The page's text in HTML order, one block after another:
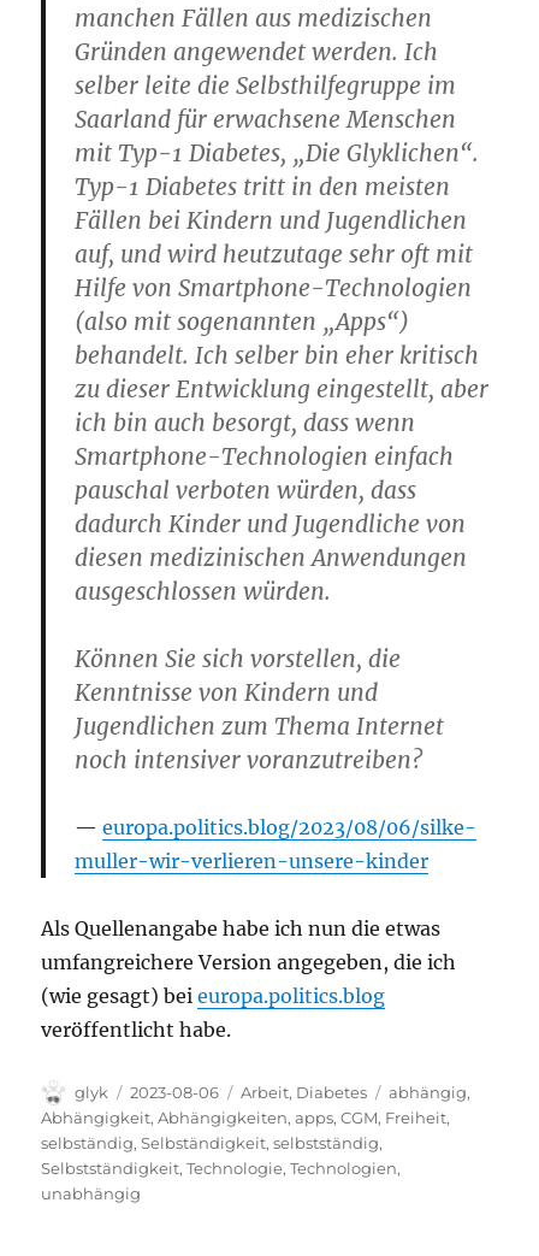
manchen Fällen aus medizischen
Gründen angewendet werden. Ich
selber leite die Selbsthilfegruppe im
Saarland für erwachsene Menschen
mit Typ-1 Diabetes, „Die Glyklichen“.
Typ-1 Diabetes tritt in den meisten
Fällen bei Kindern und Jugendlichen
auf, und wird heutzutage sehr oft mit
Hilfe von Smartphone-Technologien
(also mit sogenannten „Apps“)
behandelt. Ich selber bin eher kritisch
zu dieser Entwicklung eingestellt, aber
ich bin auch besorgt, dass wenn
Smartphone-Technologien einfach
pauschal verboten würden, dass
dadurch Kinder und Jugendliche von
diesen medizinischen Anwendungen
ausgeschlossen würden.
Können Sie sich vorstellen, die
Kenntnisse von Kindern und
Jugendlichen zum Thema Internet
noch intensiver voranzutreiben?
europa.politics.blog/2023/08/06/silke-
muller-wir-verlieren-unsere-kinder
Als Quellenangabe habe ich nun die etwas
umfangreichere Version angegeben, die ich
(wie gesagt) beieuropa.politics.blog
veröffentlicht habe.
Autor
glyk
Veröffentlicht
am
2023-08-06 Kategorien
Arbeit, Diabetes Schlagwörter
abhängig,
Abhängigkeit,Abhängigkeiten,apps,CGM, Freiheit,
selbständig,Selbständigkeit,selbstständig,
Selbstständigkeit,Technologie,Technologien,
unabhängig